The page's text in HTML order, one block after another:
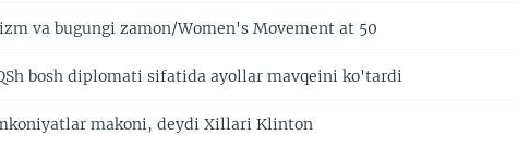
va bugungi zamon/Women's Movement at 50
bosh diplomati sifatida ayollar mavqeini ko'tardi
makoni, deydi Xillari Klinton